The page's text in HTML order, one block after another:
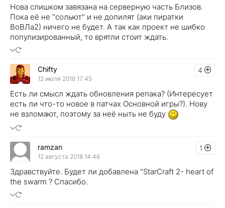
Нова слишком завязана на серверную часть Близов.
Пока её не "сольют" и не допилят (аки пиратки
ВоВЛа2) ничего не будет. А так как проект не шибко
популизированный, то врятли стоит ждать.
4
Chifty
12 июля 2018 17:45
Есть ли смысл ждать обновления репака? (Интересует
есть ли что-то новое в патчах Основной игры?). Нову
не взломают, поэтому за неё ныть не буду
1
ramzan
12 августа 2018 14:46
Здравствуйте. Будет ли добавлена "StarCraft 2- heart of
the swarm ? Спасибо.